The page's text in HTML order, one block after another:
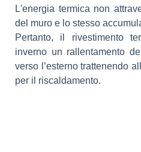
L'energia termica non
del muro e lo stesso
Pertanto, il rivestimento
inverno un rallentamento
verso l’esterno trattenendo
per il riscaldamento.